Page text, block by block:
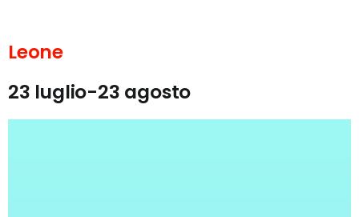
Leone
23 luglio-23 agosto